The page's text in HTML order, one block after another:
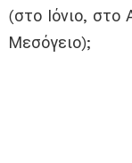
(στο Ιόνιο, στο
Μεσόγειο);